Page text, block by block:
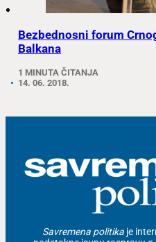
Bezbednosni forum
Balkana
1 MINUTA ČITANJA
14. 06. 2018.
Savremena politika je